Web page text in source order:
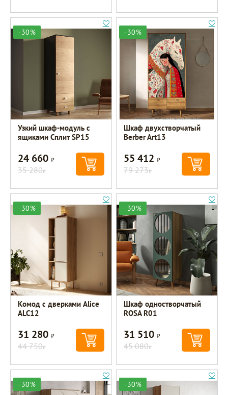
-30%
Узкий шкаф-модуль с
ящиками Сплит SP15
24 660Р
35 280Р
-30%
Шкаф двухстворчатый
Berber Art13
55 412Р
79 273Р
-30%
Комод с дверками Alice
ALC12
31 280Р
44 750Р
-30%
Шкаф одностворчатый
ROSA R01
31 510Р
45 080Р
-30% -30%